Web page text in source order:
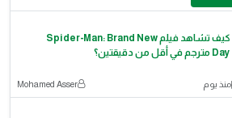
كيف تشاهد فيلم Spider-Man: Brand New
Day مترجم في أقل من دقيقتين؟
منذ يوم Mohamed Asser